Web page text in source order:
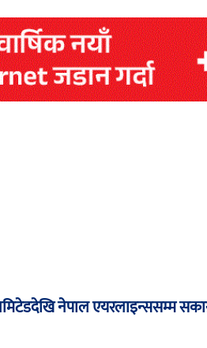
नेपाल एयरलाइन्ससम्म